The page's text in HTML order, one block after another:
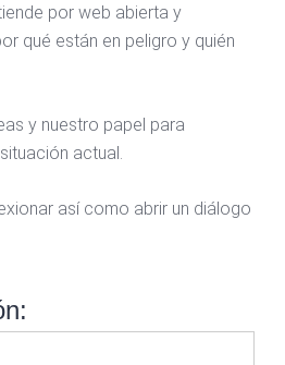
por web abierta y
qué están en peligro y quién
y nuestro papel para
actual.
así como abrir un diálogo